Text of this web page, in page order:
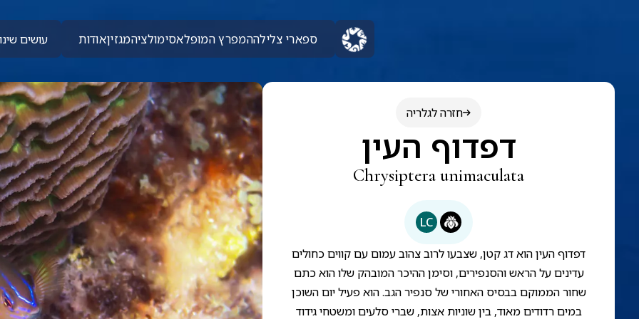
ספארי צלילההמפרץ המופלאסימולציהמגזיןאודות עושים
חזרה לגלריה
דפדוף העין
Chrysiptera unimaculata
LC
דפדוף העין הוא דג קטן, שצבעו לרוב צהוב עמום עם קווים כחולים
עדינים על הראש והסנפירים, וסימן ההיכר המובהק שלו הוא כתם
שחור הממוקם בבסיס האחורי של סנפיר הגב. הוא פעיל יום השוכן
במים רדודים מאוד, בין שוניות אצות, שברי סלעים ומשטחי גידוד